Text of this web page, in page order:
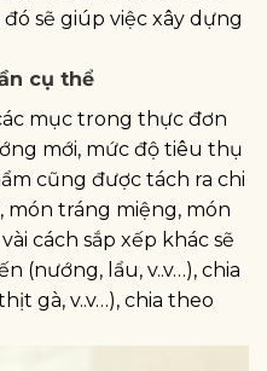
sẽ giúp việc xây dựng
cụ thể
mục trong thực đơn
mới, mức độ tiêu thụ
cũng được tách ra chi
tráng miệng, món
cách sắp xếp khác sẽ
(nướng, lẩu, v..v…), chia
gà, v..v…), chia theo